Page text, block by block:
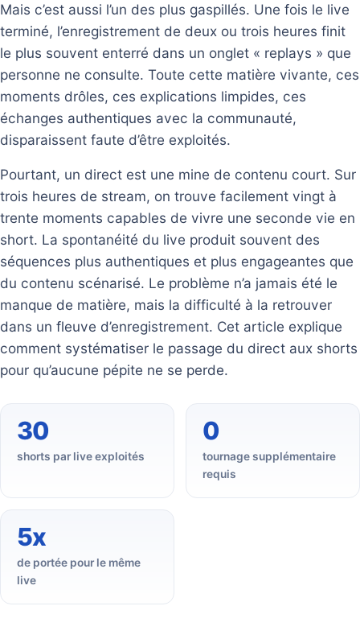
Mais c’est aussi l’un des plus gaspillés. Une fois le live
terminé, l’enregistrement de deux ou trois heures finit
le plus souvent enterré dans un onglet « replays » que
personne ne consulte. Toute cette matière vivante, ces
moments drôles, ces explications limpides, ces
échanges authentiques avec la communauté,
disparaissent faute d’être exploités.
Pourtant, un direct est une mine de contenu court. Sur
trois heures de stream, on trouve facilement vingt à
trente moments capables de vivre une seconde vie en
short. La spontanéité du live produit souvent des
séquences plus authentiques et plus engageantes que
du contenu scénarisé. Le problème n’a jamais été le
manque de matière, mais la difficulté à la retrouver
dans un fleuve d’enregistrement. Cet article explique
comment systématiser le passage du direct aux shorts
pour qu’aucune pépite ne se perde.
30
shorts par live exploités
0
tournage supplémentaire
requis
5x
de portée pour le même
live